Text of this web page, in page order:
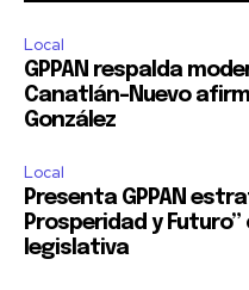
Local
GPPAN respalda
Canatlán–Nuevo
González
Local
Presenta GPPAN
Prosperidad y
legislativa